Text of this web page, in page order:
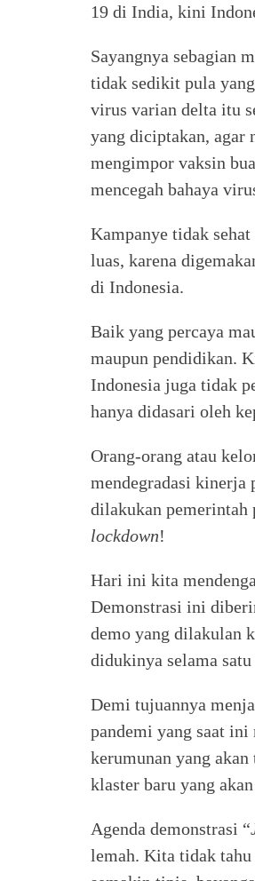
19 di India, kini
Sayangnya sebagian
tidak sedikit pula
virus varian delta itu
yang diciptakan, agar
mengimpor vaksin
mencegah bahaya
Kampanye tidak
luas, karena
di Indonesia.
Baik yang percaya
maupun pendidikan.
Indonesia juga tidak
hanya didasari oleh
Orang-orang atau
mendegradasi kinerja
dilakukan pemerintah
lockdown!
Hari ini kita
Demonstrasi ini
demo yang dilakulan
didukinya selama
Demi tujuannya
pandemi yang saat ini
kerumunan yang
klaster baru yang
Agenda demonstrasi “
lemah. Kita tidak tahu